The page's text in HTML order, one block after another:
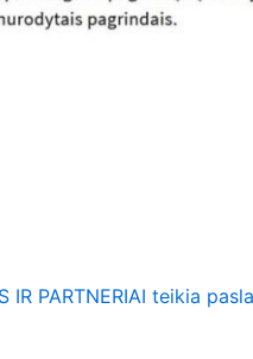
PARTNERIAI teikia